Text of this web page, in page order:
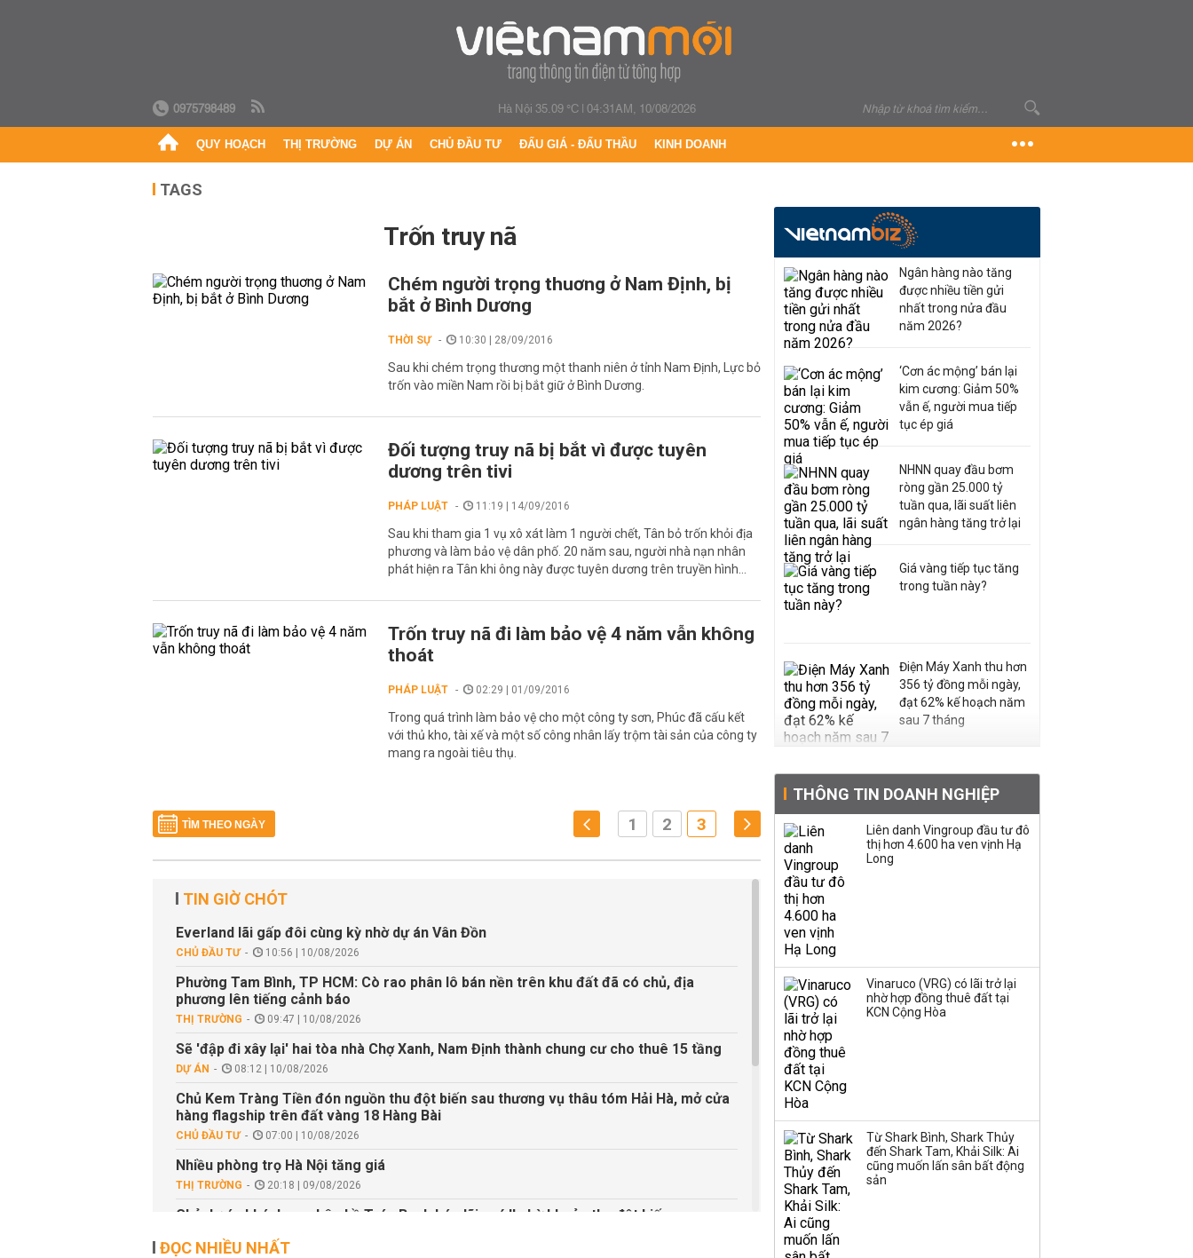
0975798489 Hà Nội 35.09 °C|04:31AM, 10/08/2026
QUY HOẠCH THỊ TRƯỜNG DỰ ÁN CHỦ ĐẦU TƯ ĐẤU GIÁ - ĐẤU THẦU KINH DOANH
TAGS
trốn truy nã
Chém người trọng thuơng ở Nam Định, bị
bắt ở Bình Dương
THỜI SỰ 10:30 | 28/09/2016
Sau khi chém trọng thương một thanh niên ở tỉnh Nam Định, Lực bỏ
trốn vào miền Nam rồi bị bắt giữ ở Bình Dương.
Đối tượng truy nã bị bắt vì được tuyên
dương trên tivi
PHÁP LUẬT 11:19 | 14/09/2016
Sau khi tham gia 1 vụ xô xát làm 1 người chết, Tân bỏ trốn khỏi địa
phương và làm bảo vệ dân phố. 20 năm sau, người nhà nạn nhân
phát hiện ra Tân khi ông này được tuyên dương trên truyền hình...
Trốn truy nã đi làm bảo vệ 4 năm vẫn không
thoát
PHÁP LUẬT 02:29 | 01/09/2016
Trong quá trình làm bảo vệ cho một công ty sơn, Phúc đã cấu kết
với thủ kho, tài xế và một số công nhân lấy trộm tài sản của công ty
mang ra ngoài tiêu thụ.
TÌM THEO NGÀY 1 2 3
TIN GIỜ CHÓT
Everland lãi gấp đôi cùng kỳ nhờ dự án Vân Đồn
CHỦ ĐẦU TƯ 10:56 | 10/08/2026
Phường Tam Bình, TP HCM: Cò rao phân lô bán nền trên khu đất đã có chủ, địa
phương lên tiếng cảnh báo
THỊ TRƯỜNG 09:47 | 10/08/2026
Sẽ 'đập đi xây lại' hai tòa nhà Chợ Xanh, Nam Định thành chung cư cho thuê 15 tầng
DỰ ÁN 08:12 | 10/08/2026
Chủ Kem Tràng Tiền đón nguồn thu đột biến sau thương vụ thâu tóm Hải Hà, mở cửa
hàng flagship trên đất vàng 18 Hàng Bài
CHỦ ĐẦU TƯ 07:00 | 10/08/2026
Nhiều phòng trọ Hà Nội tăng giá
THỊ TRƯỜNG 20:18 | 09/08/2026
Chủ dự án khách sạn bên hồ Trúc Bạch báo lãi quý II nhờ khoản thu đột biến
ĐỌC NHIỀU NHẤT
Ngân hàng nào tăng
được nhiều tiền gửi
nhất trong nửa đầu
năm 2026?
‘Cơn ác mộng’ bán lại
kim cương: Giảm 50%
vẫn ế, người mua tiếp
tục ép giá
NHNN quay đầu bơm
ròng gần 25.000 tỷ
tuần qua, lãi suất liên
ngân hàng tăng trở lại
Giá vàng tiếp tục tăng
trong tuần này?
Điện Máy Xanh thu hơn
356 tỷ đồng mỗi ngày,
đạt 62% kế hoạch năm
sau 7 tháng
và HNX lãi hơn 1.400 tỷ
đồng nửa đầu năm
Diễn biến mới trong kế
hoạch huy động 600
triệu USD của BSR ở dự
HRC vì nhu cầu yếu
THÔNG TIN DOANH NGHIỆP
Liên danh Vingroup đầu tư đô
thị hơn 4.600 ha ven vịnh Hạ
Long
Vinaruco (VRG) có lãi trở lại
nhờ hợp đồng thuê đất tại
KCN Cộng Hòa
Từ Shark Bình, Shark Thủy
đến Shark Tam, Khải Silk: Ai
cũng muốn lấn sân bất động
sản